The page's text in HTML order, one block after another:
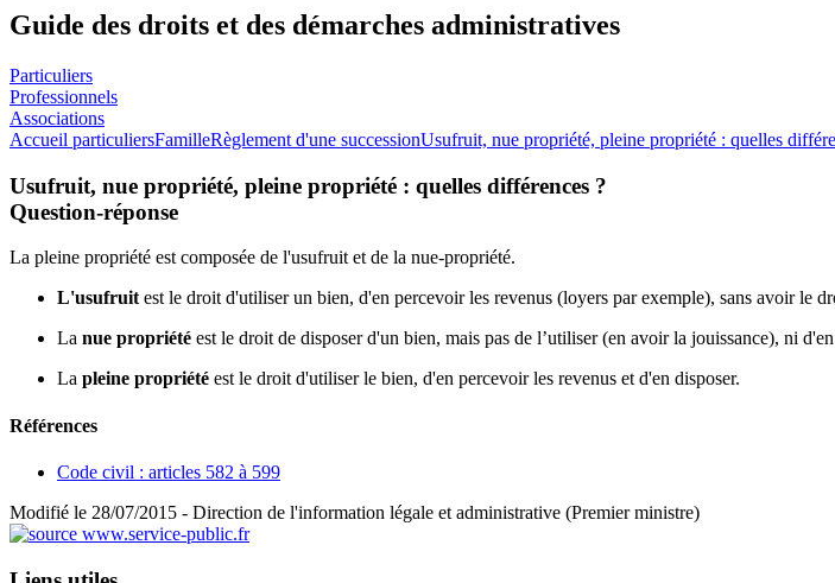
Guide des droits et des démarches administratives
Particuliers
Professionnels
Associations
Accueil particuliersFamilleRèglement d'une successionUsufruit, nue propriété, pleine propriété : quelles
Usufruit, nue propriété, pleine propriété : quelles différences ?
Question-réponse
La pleine propriété est composée de l'usufruit et de la nue-propriété.
L'usufruit est le droit d'utiliser un bien, d'en percevoir les revenus (loyers par exemple), sans avoir le
La nue propriété est le droit de disposer d'un bien, mais pas de l’utiliser (en avoir la jouissance), ni
La pleine propriété est le droit d'utiliser le bien, d'en percevoir les revenus et d'en disposer.
Références
Code civil : articles 582 à 599
Modifié le 28/07/2015 - Direction de l'information légale et administrative (Premier ministre)